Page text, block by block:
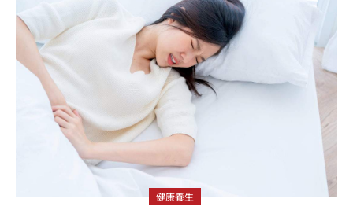
健康養生